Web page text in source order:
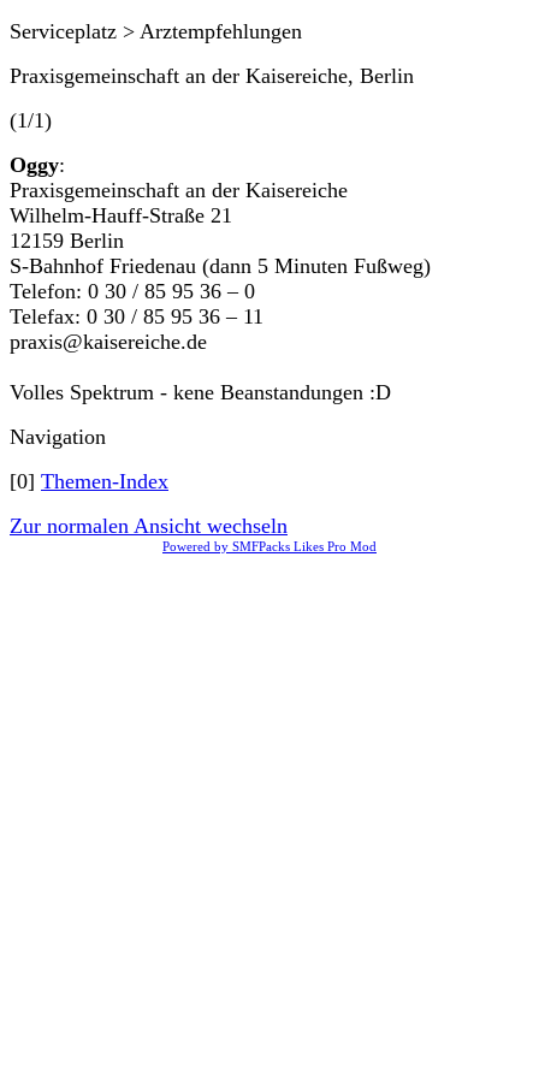
Serviceplatz > Arztempfehlungen
Praxisgemeinschaft an der Kaisereiche, Berlin
(1/1)
Oggy:
Praxisgemeinschaft an der Kaisereiche
Wilhelm-Hauff-Straße 21
12159 Berlin
S-Bahnhof Friedenau (dann 5 Minuten Fußweg)
Telefon: 0 30 / 85 95 36 – 0
Telefax: 0 30 / 85 95 36 – 11
praxis@kaisereiche.de
Volles Spektrum - kene Beanstandungen :D
Navigation
[0] Themen-Index
Zur normalen Ansicht wechseln
Powered by SMFPacks Likes Pro Mod